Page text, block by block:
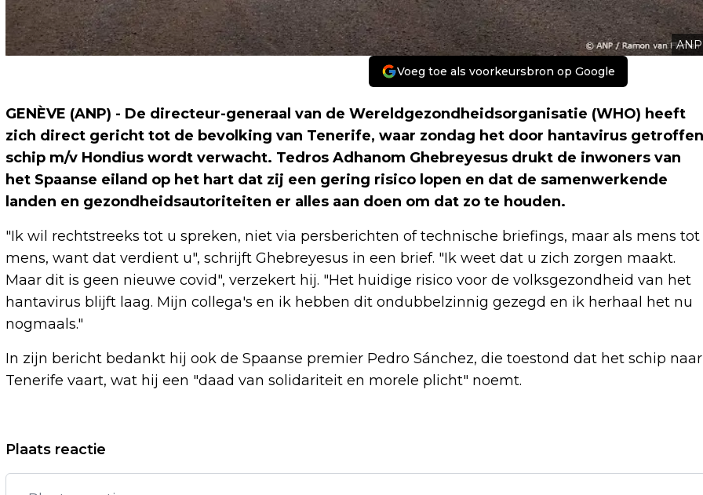
ANP
Voeg toe als voorkeursbron op Google
GENÈVE (ANP) - De directeur-generaal van de Wereldgezondheidsorganisatie (WHO) heeft
zich direct gericht tot de bevolking van Tenerife, waar zondag het door hantavirus getroffen
schip m/v Hondius wordt verwacht. Tedros Adhanom Ghebreyesus drukt de inwoners van
het Spaanse eiland op het hart dat zij een gering risico lopen en dat de samenwerkende
landen en gezondheidsautoriteiten er alles aan doen om dat zo te houden.
"Ik wil rechtstreeks tot u spreken, niet via persberichten of technische briefings, maar als mens tot
mens, want dat verdient u", schrijft Ghebreyesus in een brief. "Ik weet dat u zich zorgen maakt.
Maar dit is geen nieuwe covid", verzekert hij. "Het huidige risico voor de volksgezondheid van het
hantavirus blijft laag. Mijn collega's en ik hebben dit ondubbelzinnig gezegd en ik herhaal het nu
nogmaals."
In zijn bericht bedankt hij ook de Spaanse premier Pedro Sánchez, die toestond dat het schip naar
Tenerife vaart, wat hij een "daad van solidariteit en morele plicht" noemt.
Vorig artikel
BONDEN: OR-LEDEN MOETEN ZICH MEER
PÉTER MAGYAR BEGINT ALS PREMIER
Plaats reactie